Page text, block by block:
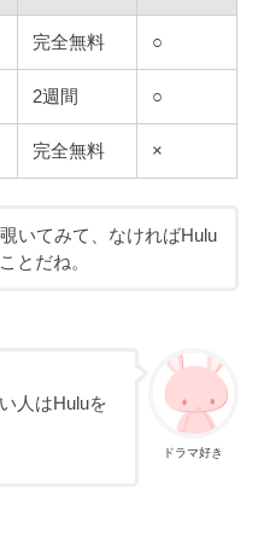
完全無料 ○
2週間 ○
完全無料 ×
いてみて、なければHulu
とだね。
ドラマ好き
人はHuluを